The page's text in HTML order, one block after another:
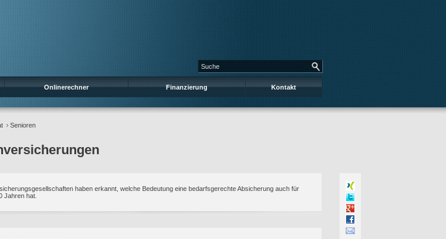
Onlinerechner Finanzierung Kontakt
Senioren
haben erkannt, welche Bedeutung eine bedarfsgerechte Absicherung auch für
Jahren hat.